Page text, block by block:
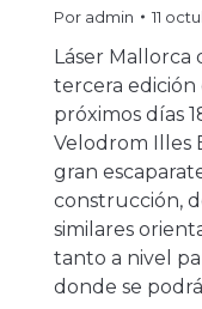
Por admin 11
Láser Mallorca
tercera edición
próximos días
Velodrom Illes
gran
construcción,
similares
tanto a nivel
donde se